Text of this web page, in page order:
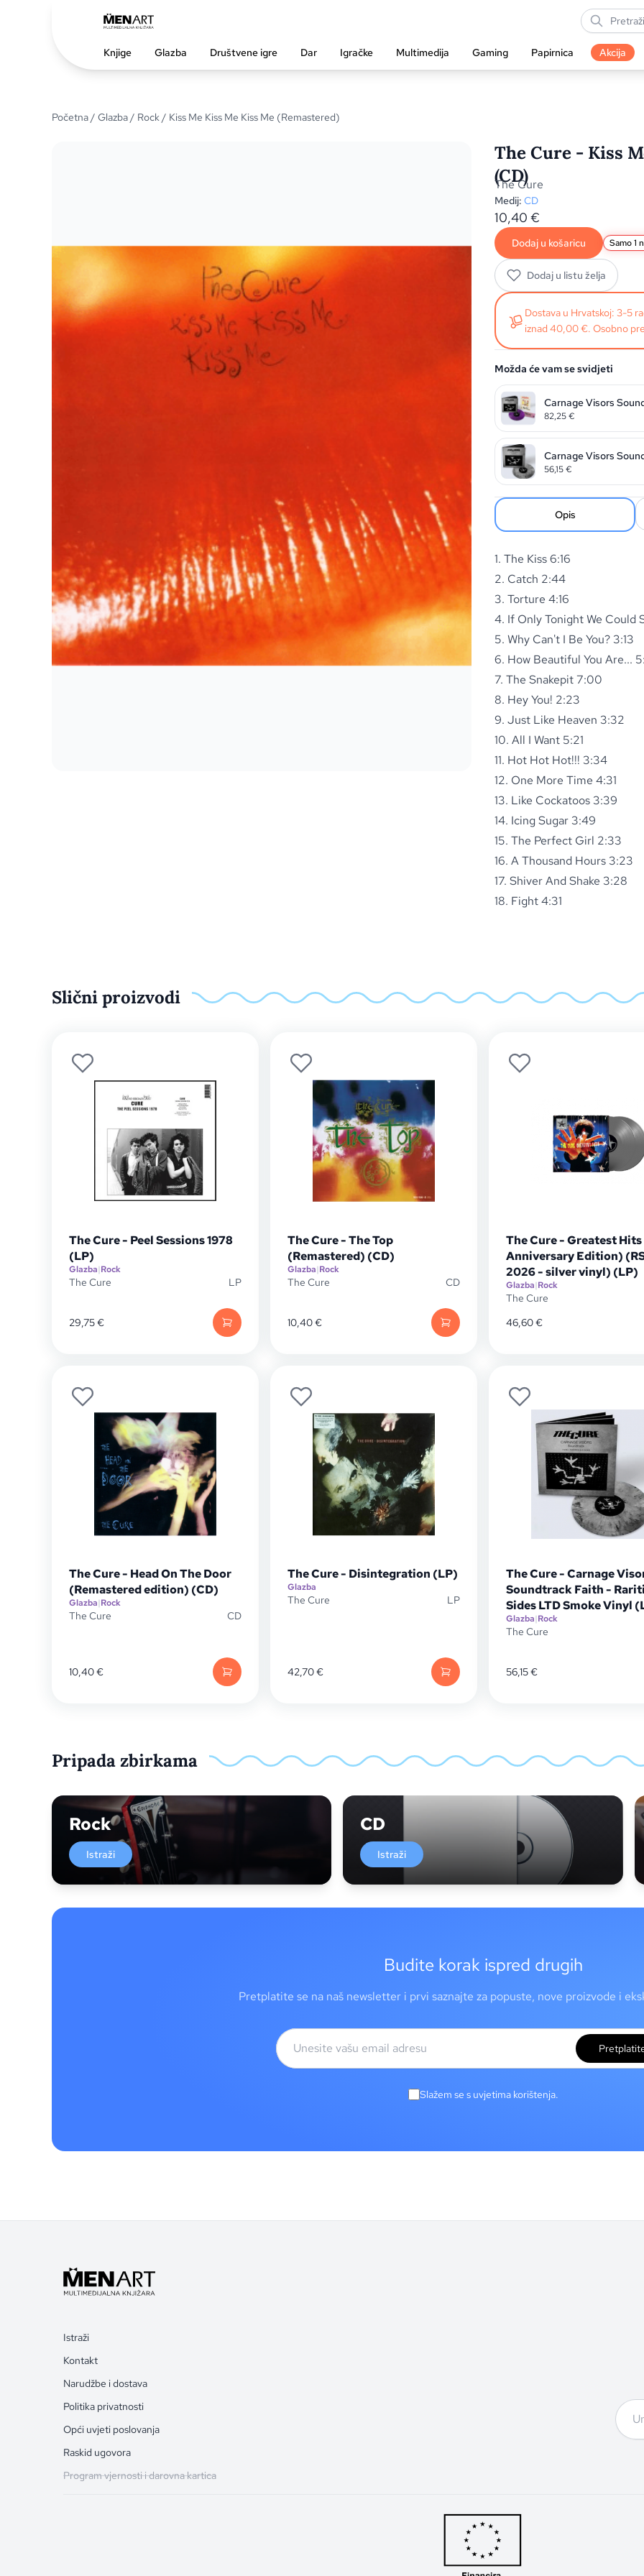
Knjige Glazba Društvene igre Dar Igračke Multimedija Gaming Papirnica Akcija
Početna/ Glazba/ Rock/ Kiss Me Kiss Me Kiss Me (Remastered)
The Cure - Kiss
(CD)
The Cure
Medij: CD
10,40 €
Dodaj u košaricu Samo 1
Dodaj u listu želja
Dostava u Hrvatskoj: 3-5
iznad 40,00 €. Osobno
Možda će vam se svidjeti
82,25€
Carnage Visors
56,15€
Opis
1. The Kiss 6:16
2. Catch 2:44
3. Torture 4:16
4. If Only Tonight We Could
5. Why Can't I Be You? 3:13
6. How Beautiful You Are...
7. The Snakepit 7:00
8. Hey You! 2:23
9. Just Like Heaven 3:32
10. All I Want 5:21
11. Hot Hot Hot!!! 3:34
12. One More Time 4:31
13. Like Cockatoos 3:39
14. Icing Sugar 3:49
15. The Perfect Girl 2:33
16. A Thousand Hours 3:23
17. Shiver And Shake 3:28
18. Fight 4:31
Slični proizvodi
The Cure - Peel Sessions 1978
(LP)
Glazba|Rock
The Cure LP
29,75€
The Cure - The Top
(Remastered) (CD)
Glazba|Rock
The Cure CD
10,40€
The Cure - Greatest
Anniversary Edition)
2026 - silver vinyl) (LP)
Glazba|Rock
The Cure
46,60€
The Cure - Head On The Door
(Remastered edition) (CD)
Glazba|Rock
The Cure CD
10,40€
The Cure - Disintegration (LP)
Glazba
The Cure LP
42,70€
The Cure - Carnage
Soundtrack Faith -
Sides LTD Smoke Vinyl
Glazba|Rock
The Cure
56,15€
Pripada zbirkama
Rock
Istraži
CD
Istraži
Budite korak ispred drugih
Pretplatite se na naš newsletter i prvi saznajte za popuste, nove proizvode i
Slažem se s uvjetima korištenja.
Istraži
Kontakt
Narudžbe i dostava
Politika privatnosti
Opći uvjeti poslovanja
Raskid ugovora
Program vjernosti i darovna kartica